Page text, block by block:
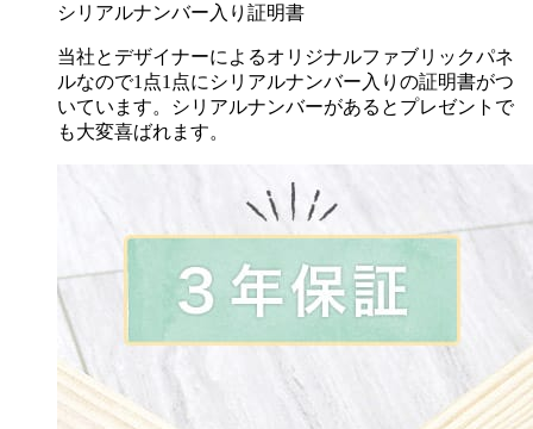
シリアルナンバー入り証明書
当社とデザイナーによるオリジナルファブリックパネ
ルなので1点1点にシリアルナンバー入りの証明書がつ
いています。シリアルナンバーがあるとプレゼントで
も大変喜ばれます。